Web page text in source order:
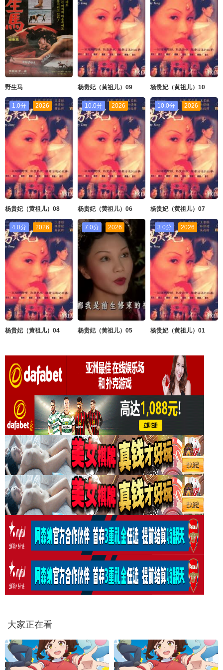
野生马 杨贵妃（黄祖儿）09 杨贵妃（黄祖儿）10
1.0分 2026
杨贵妃（黄祖儿）08
10.0分 2026
杨贵妃（黄祖儿）06
10.0分 2026
杨贵妃（黄祖儿）07
4.0分 2026
杨贵妃（黄祖儿）04
7.0分 2026
杨贵妃（黄祖儿）05
3.0分 2026
杨贵妃（黄祖儿）01
大家正在看